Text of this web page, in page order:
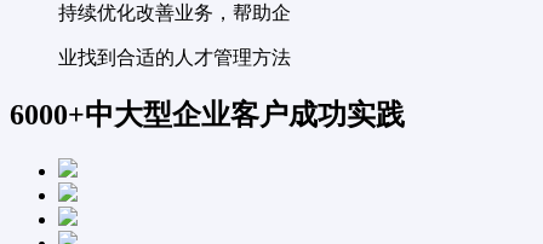
持续优化改善业务，帮助企
业找到合适的人才管理方法
6000+中大型企业客户成功实践